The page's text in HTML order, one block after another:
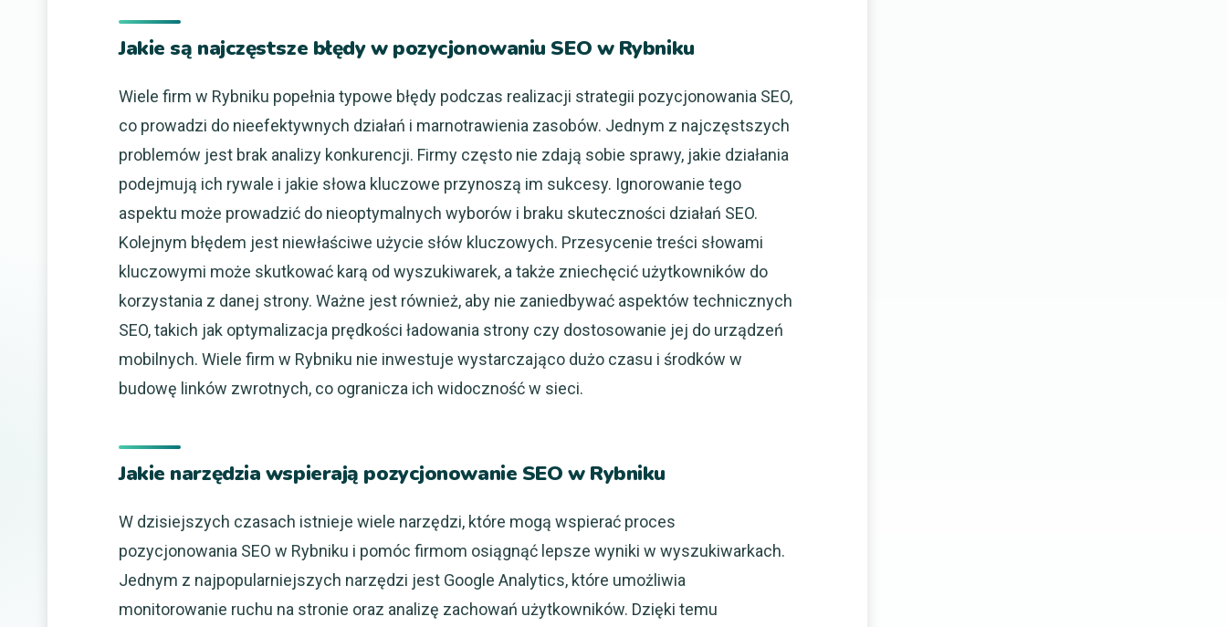
Jakie są najczęstsze błędy w pozycjonowaniu SEO w Rybniku
Wiele firm w Rybniku popełnia typowe błędy podczas realizacji strategii pozycjonowania SEO,
co prowadzi do nieefektywnych działań i marnotrawienia zasobów. Jednym z najczęstszych
problemów jest brak analizy konkurencji. Firmy często nie zdają sobie sprawy, jakie działania
podejmują ich rywale i jakie słowa kluczowe przynoszą im sukcesy. Ignorowanie tego
aspektu może prowadzić do nieoptymalnych wyborów i braku skuteczności działań SEO.
Kolejnym błędem jest niewłaściwe użycie słów kluczowych. Przesycenie treści słowami
kluczowymi może skutkować karą od wyszukiwarek, a także zniechęcić użytkowników do
korzystania z danej strony. Ważne jest również, aby nie zaniedbywać aspektów technicznych
SEO, takich jak optymalizacja prędkości ładowania strony czy dostosowanie jej do urządzeń
mobilnych. Wiele firm w Rybniku nie inwestuje wystarczająco dużo czasu i środków w
budowę linków zwrotnych, co ogranicza ich widoczność w sieci.
Jakie narzędzia wspierają pozycjonowanie SEO w Rybniku
W dzisiejszych czasach istnieje wiele narzędzi, które mogą wspierać proces
pozycjonowania SEO w Rybniku i pomóc firmom osiągnąć lepsze wyniki w wyszukiwarkach.
Jednym z najpopularniejszych narzędzi jest Google Analytics, które umożliwia
monitorowanie ruchu na stronie oraz analizę zachowań użytkowników. Dzięki temu